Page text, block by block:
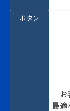
お
最適
ボタン